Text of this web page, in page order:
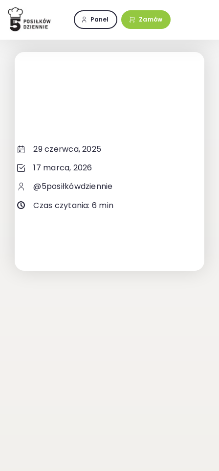
Przejdź
zawartości
Panel Zamów
29 czerwca, 2025
17 marca, 2026
@5posiłkówdziennie
Czas czytania: 6 min